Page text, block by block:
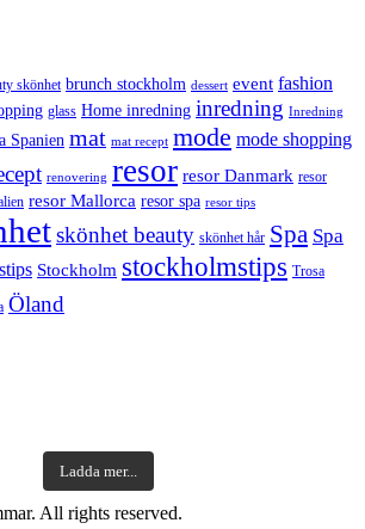
skönhet brunch stockholm dessert event fashion
glass Home inredning inredning Inredning
Spanien mat mat recept mode mode shopping
renovering resor resor Danmark resor
resor Mallorca resor spa resor tips
skönhet beauty skönhet hår Spa Spa
Stockholm stockholmstips Trosa
Öland
Ladda mer...
All rights reserved.